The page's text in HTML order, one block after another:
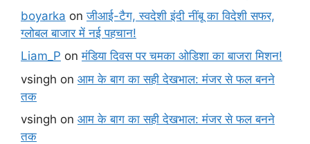
boyarka onजीआई-टैग, स्वदेशी इंदी नींबू का विदेशी सफर,
ग्लोबल बाजार में नई पहचान!
Liam_P onमंडिया दिवस पर चमका ओडिशा का बाजरा मिशन!
vsingh on आम के बाग का सही देखभाल: मंजर से फल बनने
तक
vsingh on आम के बाग का सही देखभाल: मंजर से फल बनने
तक